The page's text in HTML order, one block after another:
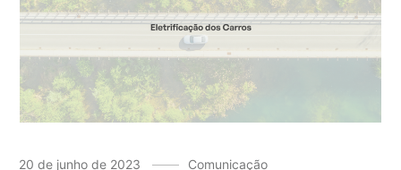
20 de junho de 2023 Comunicação